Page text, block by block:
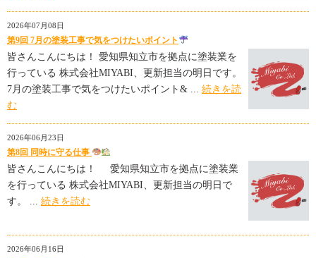
2026年07月08日
第9回 7月の塗装工事で気をつけたいポイント
皆さんこんにちは！ 愛知県知立市を拠点に塗装業を
行っている 株式会社MIYABI、更新担当の明日です。
7月の塗装工事で気をつけたいポイント& ... 続きを読
む
2026年06月23日
第8回 同時に守る仕事
皆さんこんにちは！ 愛知県知立市を拠点に塗装業
を行っている 株式会社MIYABI、更新担当の明日で
す。 ... 続きを読む
2026年06月16日